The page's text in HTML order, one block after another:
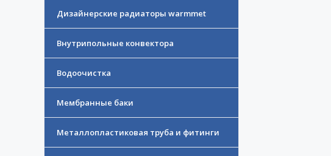
Дизайнерские радиаторы warmmet
Внутрипольные конвектора
Водоочистка
Мембранные баки
Металлопластиковая труба и фитинги